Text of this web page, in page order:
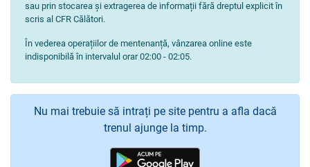
sau prin stocarea și extragerea de informații fără dreptul explicit în
scris al CFR Călători.
În vederea operațiilor de mentenanță, vânzarea online este
indisponibilă în intervalul orar 02:00 - 02:05.
Nu mai trebuie să intrați pe site pentru a afla dacă
trenul ajunge la timp.